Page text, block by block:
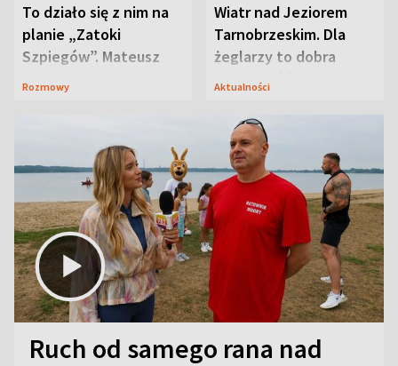
To działo się z nim na
planie „Zatoki
Szpiegów”. Mateusz
Janicki odsłonił
Rozmowy
Wiatr nad Jeziorem
Tarnobrzeskim. Dla
żeglarzy to dobra
wiadomość
Aktualności
Ruch od samego rana nad